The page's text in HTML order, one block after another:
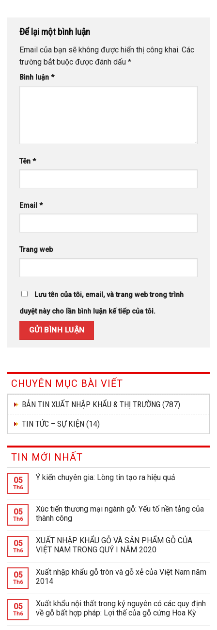
Để lại một bình luận
Email của bạn sẽ không được hiển thị công khai. Các
trường bắt buộc được đánh dấu *
Bình luận *
Tên *
Email *
Trang web
Lưu tên của tôi, email, và trang web trong trình
duyệt này cho lần bình luận kế tiếp của tôi.
CHUYÊN MỤC BÀI VIẾT
BẢN TIN XUẤT NHẬP KHẨU & THỊ TRƯỜNG (787)
TIN TỨC – SỰ KIỆN (14)
TIN MỚI NHẤT
05
Th6
Ý kiến chuyên gia: Lòng tin tạo ra hiệu quả
05
Th6
Xúc tiến thương mại ngành gỗ: Yếu tố nền tảng của
thành công
05
Th6
XUẤT NHẬP KHẨU GỖ VÀ SẢN PHẨM GỖ CỦA
VIỆT NAM TRONG QUÝ I NĂM 2020
05
Th6
Xuất nhập khẩu gỗ tròn và gỗ xẻ của Việt Nam năm
2014
05
Th6
Xuất khẩu nội thất trong kỷ nguyên có các quy định
về gỗ bất hợp pháp: Lợi thế của gỗ cứng Hoa Kỳ